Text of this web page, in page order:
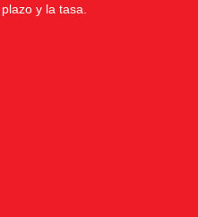
y la tasa.